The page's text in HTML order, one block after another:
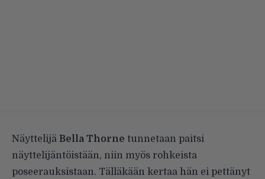
Näyttelijä Bella Thorne tunnetaan paitsi
näyttelijäntöistään, niin myös rohkeista
poseerauksistaan. Tälläkään kertaa hän ei pettänyt